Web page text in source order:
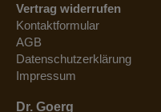
Vertrag widerrufen
Kontaktformular
AGB
Datenschutzerklärung
Impressum
Dr. Goerg